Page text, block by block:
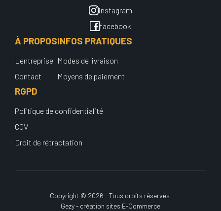
instagram
facebook
À PROPOS
L'entreprise
Contact
INFOS PRATIQUES
Modes de livraison
Moyens de paiement
RGPD
Politique de confidentialité
CGV
Droit de rétractation
Copyright © 2026 - Tous droits réservés.
Gezy - création sites E-Commerce